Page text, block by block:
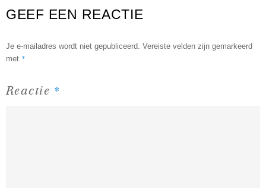
GEEF EEN REACTIE
Je e-mailadres wordt niet gepubliceerd. Vereiste velden zijn gemarkeerd
met *
Reactie *